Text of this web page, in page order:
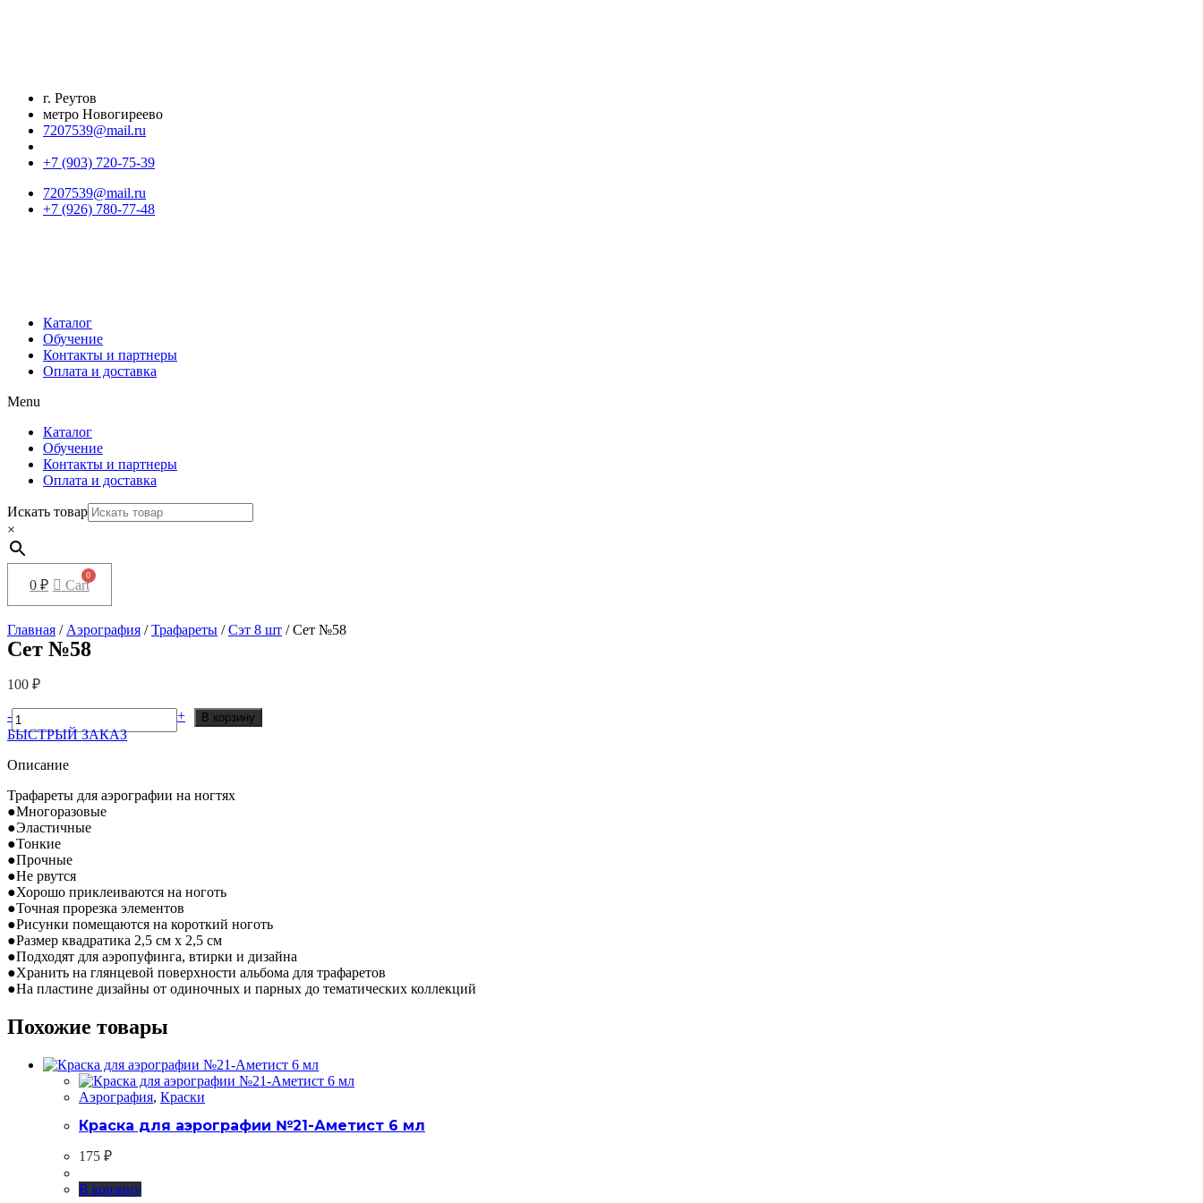
г. Реутов
метро Новогиреево
7207539@mail.ru
+7 (903) 720-75-39
7207539@mail.ru
+7 (926) 780-77-48
Каталог
Обучение
Контакты и партнеры
Оплата и доставка
Menu
Каталог
Обучение
Контакты и партнеры
Оплата и доставка
Искать товар
×
0 ₽ Cart
Главная / Аэрография /Трафареты /Сэт 8 шт / Сет №58
Сет №58
100 ₽
Количество
товара
№58
- + В корзину
БЫСТРЫЙ ЗАКАЗ
Описание
Трафареты для аэрографии на ногтях
●Многоразовые
●Эластичные
●Тонкие
●Прочные
●Не рвутся
●Хорошо приклеиваются на ноготь
●Точная прорезка элементов
●Рисунки помещаются на короткий ноготь
●Размер квадратика 2,5 см х 2,5 см
●Подходят для аэропуфинга, втирки и дизайна
●Хранить на глянцевой поверхности альбома для трафаретов
●На пластине дизайны от одиночных и парных до тематических коллекций
Похожие товары
Аэрография, Краски
Краска для аэрографии №21-Аметист 6 мл
175 ₽
В корзину